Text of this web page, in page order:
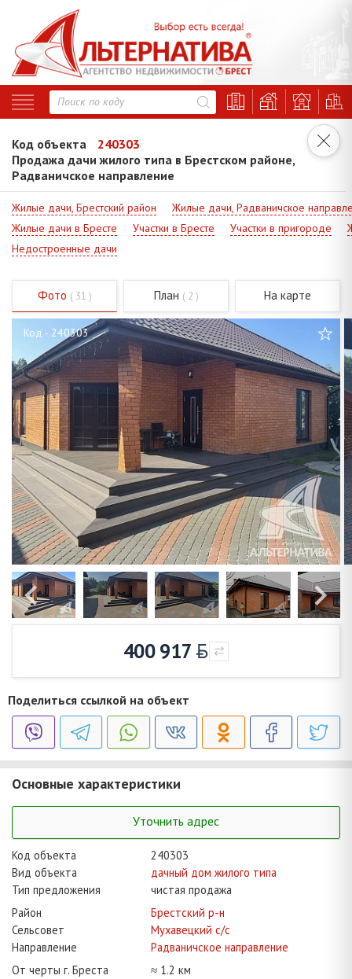
Код объекта
240303
Продажа дачи жилого типа в Брестском районе,
Радваничское направление
Жилые дачи, Брестский район
Жилые дачи, Радваничское
Жилые дачи в Бресте
Участки в Бресте Участки в пригороде
Недостроенные дачи
Фото ( 31 ) План ( 2 ) На карте
Код - 240303
400 917
Поделиться ссылкой на объект
Основные характеристики
Уточнить адрес
Код объекта
240303
Вид объекта
дачный дом жилого типа
Тип предложения
чистая продажа
Район
Брестский р-н
Сельсовет
Мухавецкий с/с
Направление
Радваничское направление
От черты г. Бреста
≈ 1.2 км